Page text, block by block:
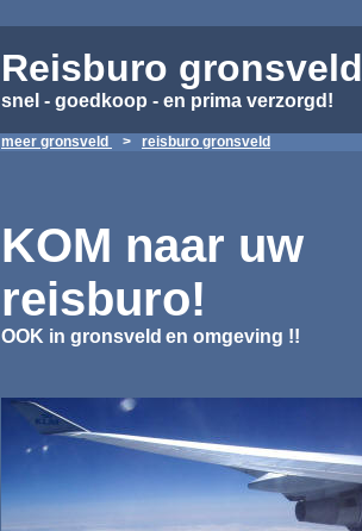
Reisburo gronsveld
snel - goedkoop - en prima verzorgd!
meer gronsveld > reisburo gronsveld
KOM naar uw
reisburo!
OOK in gronsveld en omgeving !!